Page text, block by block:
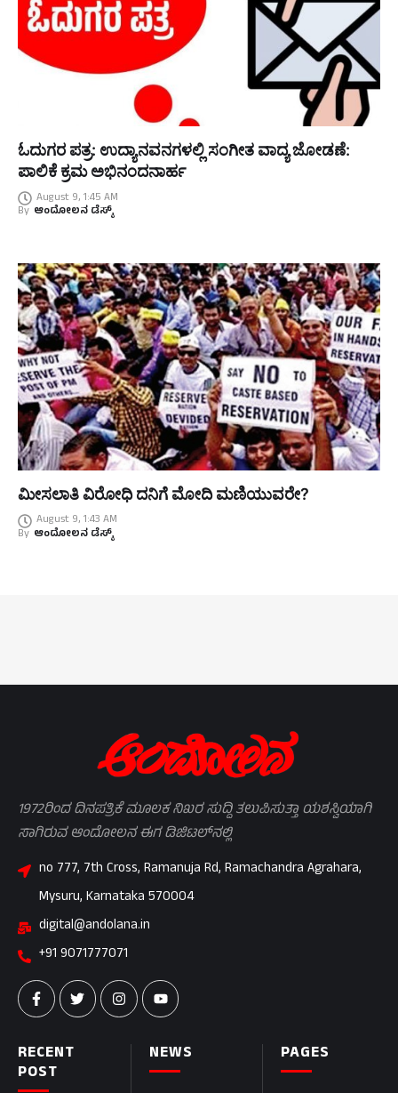
ಓದುಗರ ಪತ್ರ: ಉದ್ಯಾನವನಗಳಲ್ಲಿ ಸಂಗೀತ ವಾದ್ಯ ಜೋಡಣೆ:
ಪಾಲಿಕೆ ಕ್ರಮ ಅಭಿನಂದನಾರ್ಹ
August 9, 1:45 AM
By ಆಂದೋಲನ ಡೆಸ್ಕ್
ಮೀಸಲಾತಿ ವಿರೋಧಿ ದನಿಗೆ ಮೋದಿ ಮಣಿಯುವರೇ?
August 9, 1:43 AM
By ಆಂದೋಲನ ಡೆಸ್ಕ್
PAGES
NEWS
RECENT
POST
1972ರಿಂದ ದಿನಪತ್ರಿಕೆ ಮೂಲಕ ನಿಖರ ಸುದ್ದಿ ತಲುಪಿಸುತ್ತಾ ಯಶಸ್ವಿಯಾಗಿ
ಸಾಗಿರುವ ಆಂದೋಲನ ಈಗ ಡಿಜಿಟಲ್‌ನಲ್ಲಿ
no 777, 7th Cross, Ramanuja Rd, Ramachandra Agrahara,
Mysuru, Karnataka 570004
digital@andolana.in
+91 9071777071